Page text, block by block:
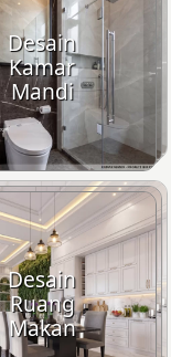
Desain
Kamar
Mandi
Desain
Ruang
Makan